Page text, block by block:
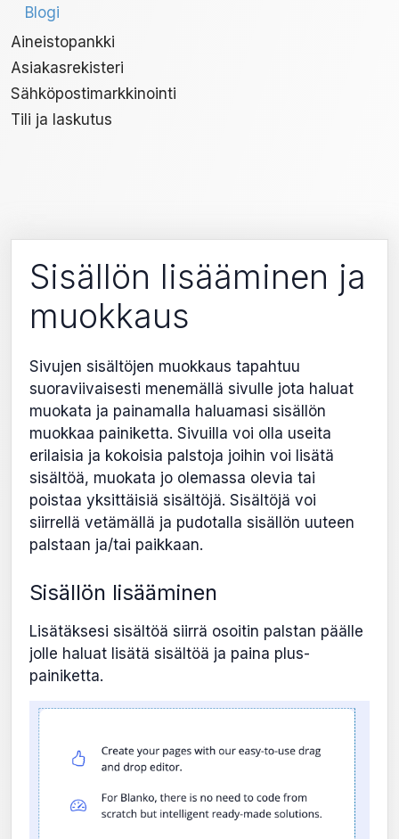
Blogi
Aineistopankki
Asiakasrekisteri
Sähköpostimarkkinointi
Tili ja laskutus
Sisällön lisääminen ja
muokkaus
Sivujen sisältöjen muokkaus tapahtuu
suoraviivaisesti menemällä sivulle jota haluat
muokata ja painamalla haluamasi sisällön
muokkaa painiketta. Sivuilla voi olla useita
erilaisia ja kokoisia palstoja joihin voi lisätä
sisältöä, muokata jo olemassa olevia tai
poistaa yksittäisiä sisältöjä. Sisältöjä voi
siirrellä vetämällä ja pudotalla sisällön uuteen
palstaan ja/tai paikkaan.
Sisällön lisääminen
Lisätäksesi sisältöä siirrä osoitin palstan päälle
jolle haluat lisätä sisältöä ja paina plus-
painiketta.